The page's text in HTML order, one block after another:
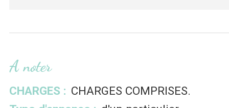
A noter
CHARGES : CHARGES COMPRISES